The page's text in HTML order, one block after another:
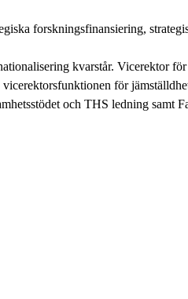
forskningsfinansiering,
kvarstår. Vicerektor
för
och THS ledning samt